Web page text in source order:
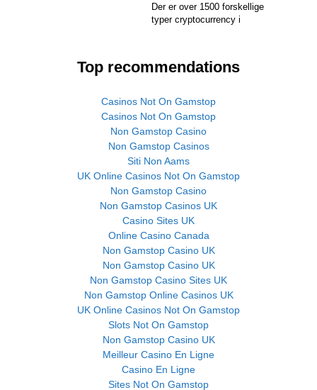
Der er over 1500 forskellige
typer cryptocurrency i
Top recommendations
Casinos Not On Gamstop
Casinos Not On Gamstop
Non Gamstop Casino
Non Gamstop Casinos
Siti Non Aams
UK Online Casinos Not On Gamstop
Non Gamstop Casino
Non Gamstop Casinos UK
Casino Sites UK
Online Casino Canada
Non Gamstop Casino UK
Non Gamstop Casino UK
Non Gamstop Casino Sites UK
Non Gamstop Online Casinos UK
UK Online Casinos Not On Gamstop
Slots Not On Gamstop
Non Gamstop Casino UK
Meilleur Casino En Ligne
Casino En Ligne
Sites Not On Gamstop